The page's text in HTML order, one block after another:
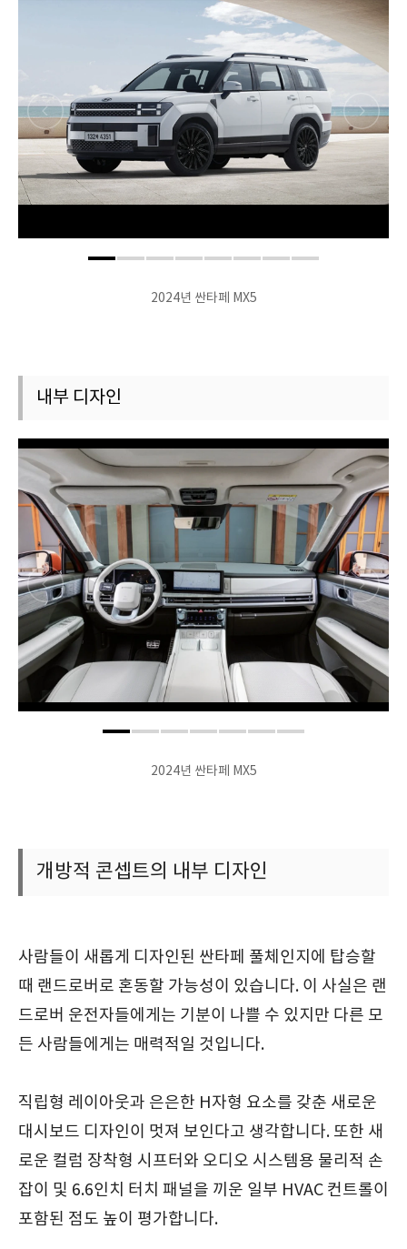
2024년 싼타페 MX5
내부 디자인
2024년 싼타페 MX5
개방적 콘셉트의 내부 디자인
사람들이 새롭게 디자인된 싼타페 풀체인지에 탑승할
때 랜드로버로 혼동할 가능성이 있습니다. 이 사실은 랜
드로버 운전자들에게는 기분이 나쁠 수 있지만 다른 모
든 사람들에게는 매력적일 것입니다.
직립형 레이아웃과 은은한 H자형 요소를 갖춘 새로운
대시보드 디자인이 멋져 보인다고 생각합니다. 또한 새
로운 컬럼 장착형 시프터와 오디오 시스템용 물리적 손
잡이 및 6.6인치 터치 패널을 끼운 일부 HVAC 컨트롤이
포함된 점도 높이 평가합니다.